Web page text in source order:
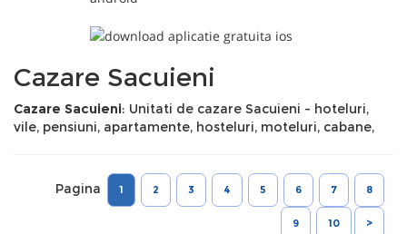
Cazare Sacuieni
Cazare Sacuieni: Unitati de cazare Sacuieni - hoteluri,
vile, pensiuni, apartamente, hosteluri, moteluri, cabane,
Pagina 1 2 3 4 5 6 7 8
9 10 >